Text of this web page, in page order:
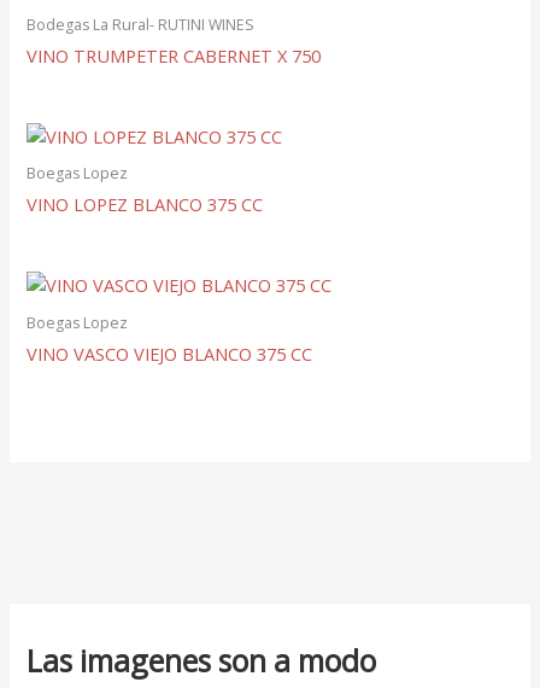
Las imagenes son a modo
Bodegas La Rural- RUTINI WINES
VINO TRUMPETER CABERNET X 750
Boegas Lopez
VINO LOPEZ BLANCO 375 CC
Boegas Lopez
VINO VASCO VIEJO BLANCO 375 CC